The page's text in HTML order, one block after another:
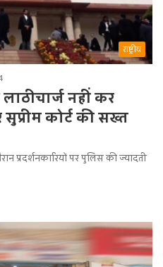
राष्ट्रीय
नहीं कर
कोर्ट की सख्त
प्रदर्शनकारियों पर पुलिस की ज्यादती